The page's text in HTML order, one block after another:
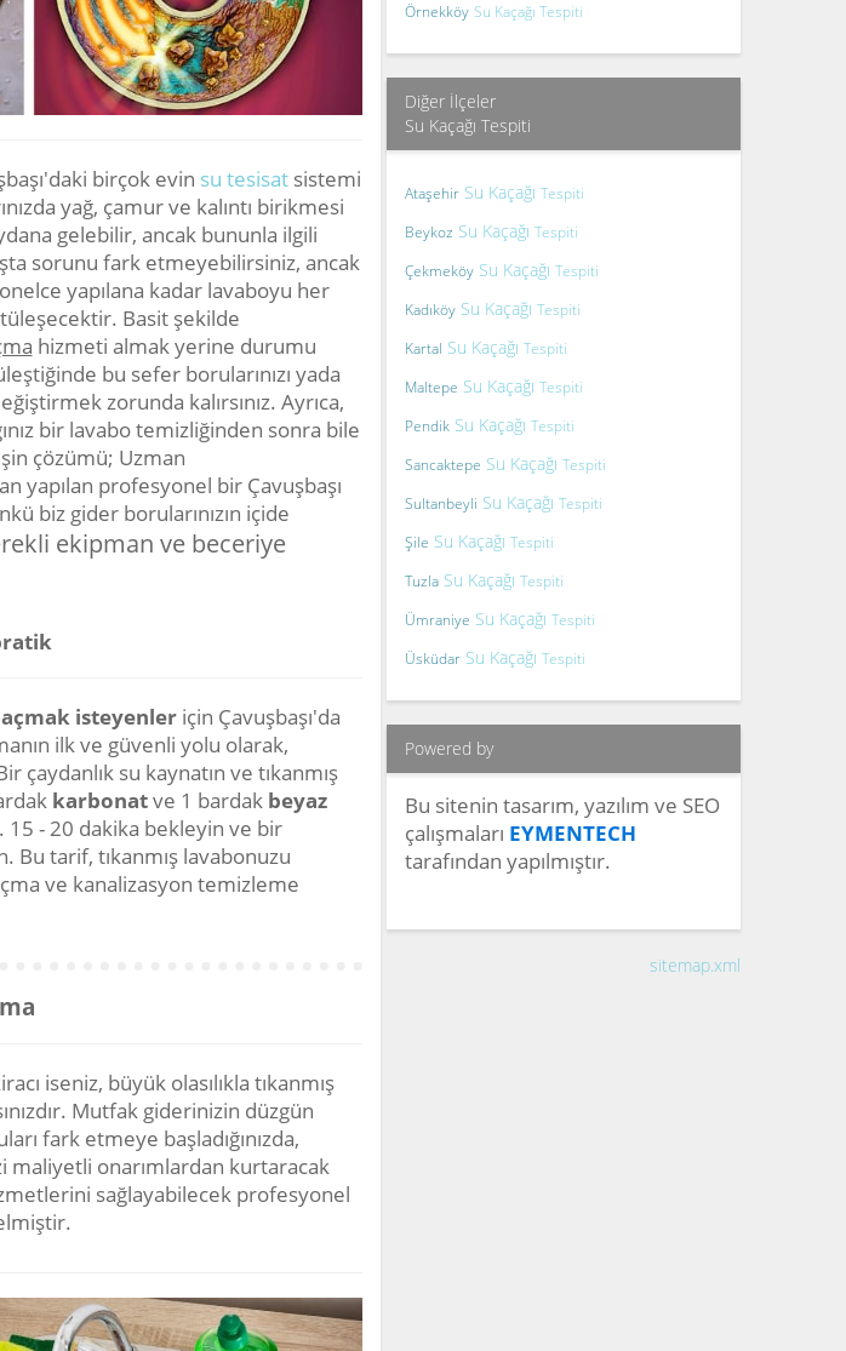
birçok evin su tesisatsistemi
yağ, çamur ve kalıntı birikmesi
gelebilir, ancak bununla ilgili
sorunu fark etmeyebilirsiniz, ancak
yapılana kadar lavaboyu her
Basit şekilde
hizmeti almak yerine durumu
bu sefer borularınızı yada
zorunda kalırsınız. Ayrıca,
bir lavabo temizliğinden sonra bile
çözümü; Uzman
yapılan profesyonel bir Çavuşbaşı
biz gider borularınızın içide
ekipman ve beceriye
isteyenleriçin Çavuşbaşı'da
ilk ve güvenli yolu olarak,
su kaynatın ve tıkanmış
karbonatve 1 bardak beyaz
15 - 20 dakika bekleyin ve bir
Bu tarif, tıkanmış lavabonuzu
ve kanalizasyon temizleme
iseniz, büyük olasılıkla tıkanmış
Mutfak giderinizin düzgün
fark etmeye başladığınızda,
maliyetli onarımlardan kurtaracak
sağlayabilecek profesyonel
Örnekköy Su Kaçağı Tespiti
Diğer İlçeler
Su Kaçağı Tespiti
AtaşehirSu Kaçağı Tespiti
Beykoz Su Kaçağı Tespiti
ÇekmeköySu Kaçağı Tespiti
KadıköySu Kaçağı Tespiti
Kartal Su Kaçağı Tespiti
Maltepe Su Kaçağı Tespiti
PendikSu Kaçağı Tespiti
Sancaktepe Su Kaçağı Tespiti
Sultanbeyli Su Kaçağı Tespiti
Şile Su Kaçağı Tespiti
TuzlaSu Kaçağı Tespiti
Ümraniye Su Kaçağı Tespiti
ÜsküdarSu Kaçağı Tespiti
Powered by
Bu sitenin tasarım, yazılım ve SEO
çalışmaları EYMENTECH
tarafından yapılmıştır.
sitemap.xml